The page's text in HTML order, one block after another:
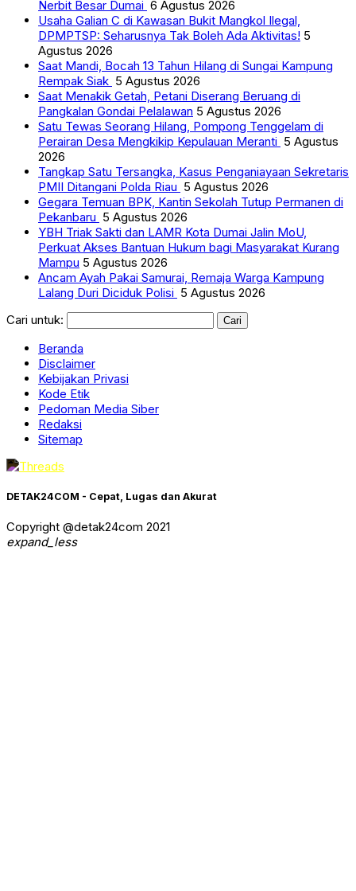
Nerbit Besar Dumai 6 Agustus 2026
Usaha Galian C di Kawasan Bukit Mangkol Ilegal,
DPMPTSP: Seharusnya Tak Boleh Ada Aktivitas! 5
Agustus 2026
Saat Mandi, Bocah 13 Tahun Hilang di Sungai Kampung
Rempak Siak 5 Agustus 2026
Saat Menakik Getah, Petani Diserang Beruang di
Pangkalan Gondai Pelalawan 5 Agustus 2026
Satu Tewas Seorang Hilang, Pompong Tenggelam di
Perairan Desa Mengkikip Kepulauan Meranti 5 Agustus
2026
Tangkap Satu Tersangka, Kasus Penganiayaan Sekretaris
PMII Ditangani Polda Riau 5 Agustus 2026
Gegara Temuan BPK, Kantin Sekolah Tutup Permanen di
Pekanbaru 5 Agustus 2026
YBH Triak Sakti dan LAMR Kota Dumai Jalin MoU,
Perkuat Akses Bantuan Hukum bagi Masyarakat Kurang
Mampu 5 Agustus 2026
Ancam Ayah Pakai Samurai, Remaja Warga Kampung
Lalang Duri Diciduk Polisi 5 Agustus 2026
Cari untuk:
Beranda
Disclaimer
Kebijakan Privasi
Kode Etik
Pedoman Media Siber
Redaksi
Sitemap
DETAK24COM - Cepat, Lugas dan Akurat
Copyright @detak24com 2021
expand_less